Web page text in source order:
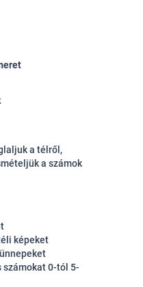
a télről,
a számok
képeket
számokat 0-tól 5-